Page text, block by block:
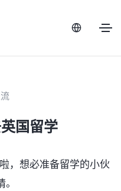
国留学
，想必准备留学的小伙